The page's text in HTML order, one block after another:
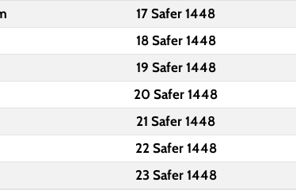
17 Safer 1448
18 Safer 1448
19 Safer 1448
20 Safer 1448
21 Safer 1448
22 Safer 1448
23 Safer 1448